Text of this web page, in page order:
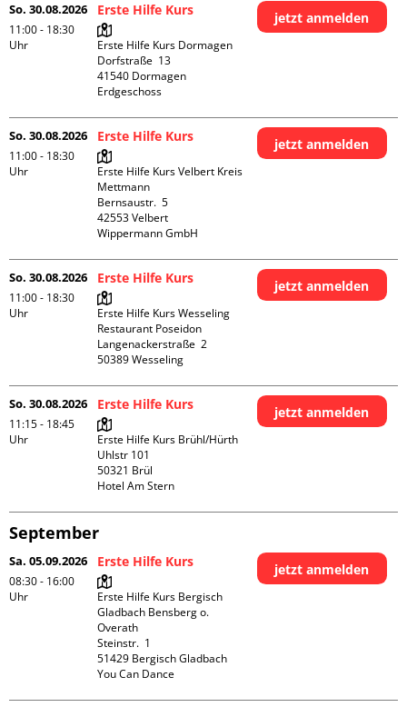
So. 30.08.2026
11:00 - 18:30
Uhr
Erste Hilfe Kurs
Erste Hilfe Kurs Dormagen
Dorfstraße  13
41540 Dormagen
Erdgeschoss
jetzt anmelden
So. 30.08.2026
11:00 - 18:30
Uhr
Erste Hilfe Kurs
Erste Hilfe Kurs Velbert Kreis
Mettmann
Bernsaustr.  5
42553 Velbert
Wippermann GmbH
jetzt anmelden
So. 30.08.2026
11:00 - 18:30
Uhr
Erste Hilfe Kurs
Erste Hilfe Kurs Wesseling
Restaurant Poseidon
Langenackerstraße  2
jetzt anmelden
So. 30.08.2026
11:15 - 18:45
Uhr
Erste Hilfe Kurs
Erste Hilfe Kurs Brühl/Hürth
Uhlstr 101
50321 Brül
Hotel Am Stern
jetzt anmelden
September
Sa. 05.09.2026
08:30 - 16:00
Uhr
Erste Hilfe Kurs
Erste Hilfe Kurs Bergisch
Gladbach Bensberg o.
Overath
Steinstr.  1
51429 Bergisch Gladbach
You Can Dance
jetzt anmelden